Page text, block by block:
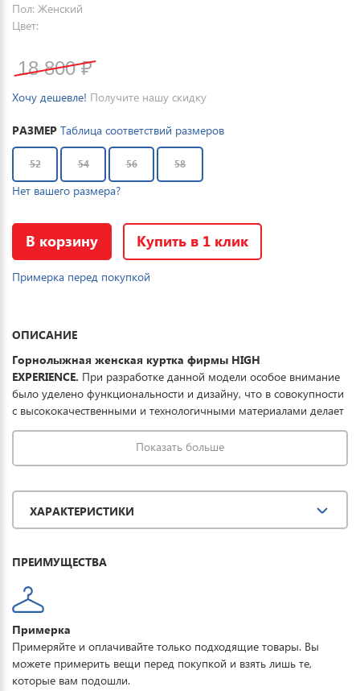
Пол: Женский
Цвет:
18 800₽
Хочу дешевле! Получите нашу скидку
РАЗМЕР Таблица соответствий размеров
52 54 56 58
Нет вашего размера?
В корзину Купить в 1 клик
Примерка перед покупкой
ОПИСАНИЕ
Горнолыжная женская куртка фирмы HIGH
EXPERIENCE. При разработке данной модели особое внимание
было уделено функциональности и дизайну, что в совокупности
с высококачественными и технологичными материалами делает
данную куртку отличным выбором для комфортного отдыха в
горах и на прогулке. Ткань обработана водоотталкивающей
пропиткой снаружи и антибактериальной
превосходную защиту при мокром снеге или ледяном дожде и
оперативно отводит влагу от тела наружу, сохраняя тепло и
комфорт. Купить горнолыжную куртку женскую HIGH
активного отдыха, туризма и прогулок.
Показать больше
ХАРАКТЕРИСТИКИ
ПРЕИМУЩЕСТВА
Примерка
Примеряйте и оплачивайте только подходящие товары. Вы
можете примерить вещи перед покупкой и взять лишь те,
которые вам подошли.